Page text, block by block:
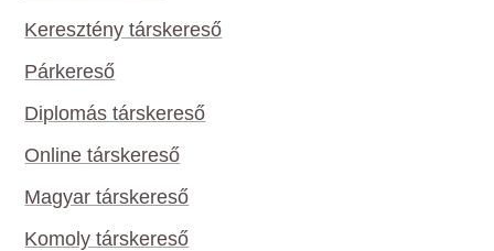
Keresztény társkereső
Párkereső
Diplomás társkereső
Online társkereső
Magyar társkereső
Komoly társkereső